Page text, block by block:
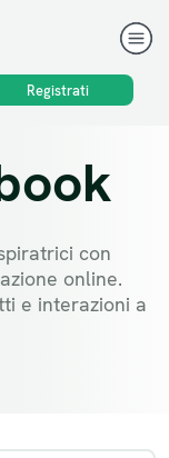
Registrati
con
online.
e interazioni a